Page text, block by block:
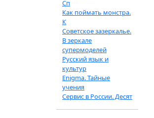
Сп
Как поймать монстра.
К
Советское зазеркалье.
В зеркале
супермоделей
Русский язык и
культур
Enigma. Тайные
учения
Сервис в России. Десят